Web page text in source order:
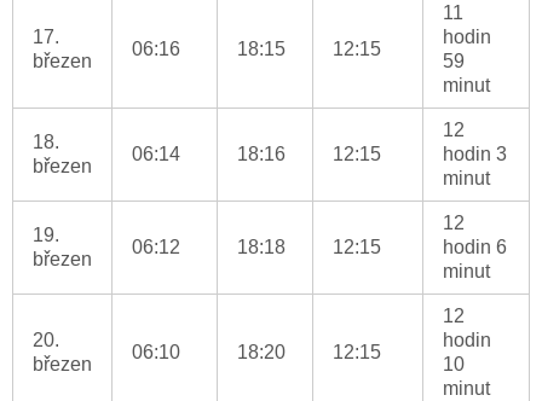
17.
březen
06:16 18:15 12:15
11
hodin
59
minut
18.
březen
06:14 18:16 12:15
12
hodin 3
minut
19.
březen
06:12 18:18 12:15
12
hodin 6
minut
20.
březen
06:10 18:20 12:15
12
hodin
10
minut